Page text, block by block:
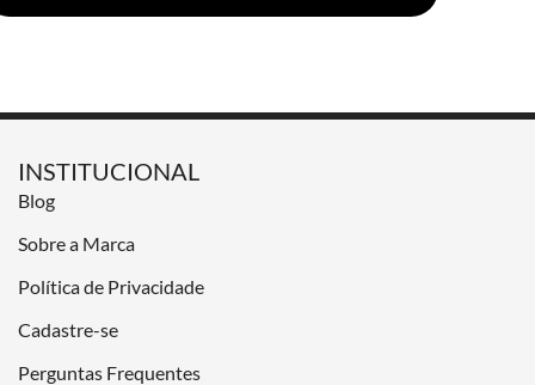
INSTITUCIONAL
Blog
Sobre a Marca
Política de Privacidade
Cadastre-se
Perguntas Frequentes